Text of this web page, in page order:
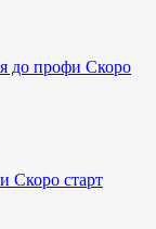
до профи Скоро
Скоро старт